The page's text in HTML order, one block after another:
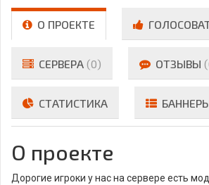
О ПРОЕКТЕ
СЕРВЕРА (0) ОТЗЫВЫ
СТАТИСТИКА
О проекте
Дорогие игроки у нас на сервере есть